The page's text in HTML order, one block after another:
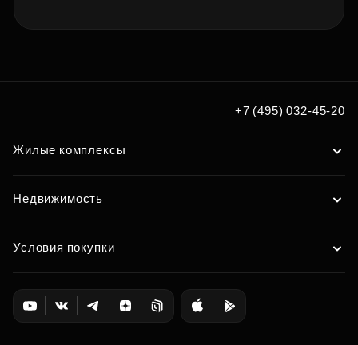
+7 (495) 032-45-20
Жилые комплексы
Недвижимость
Условия покупки